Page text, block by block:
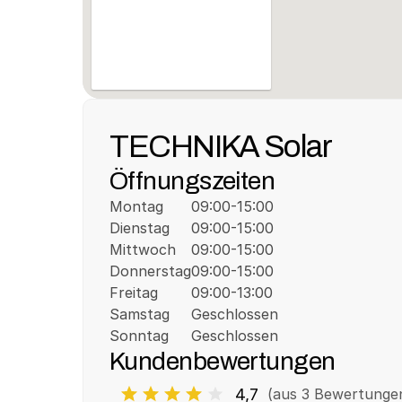
TECHNIKA Solar
Öffnungszeiten
Montag
Dienstag
Mittwoch
Donnerstag
Freitag
Samstag
Sonntag
09:00-15:00
09:00-15:00
09:00-15:00
09:00-15:00
09:00-13:00
Geschlossen
Geschlossen
Kundenbewertungen
4,7 (aus 3